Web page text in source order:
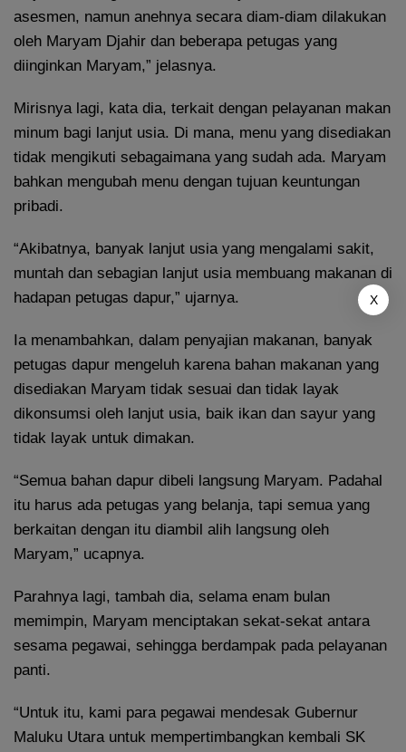
asesmen, namun anehnya secara diam-diam dilakukan
oleh Maryam Djahir dan beberapa petugas yang
diinginkan Maryam,” jelasnya.
Mirisnya lagi, kata dia, terkait dengan pelayanan makan
minum bagi lanjut usia. Di mana, menu yang disediakan
tidak mengikuti sebagaimana yang sudah ada. Maryam
bahkan mengubah menu dengan tujuan keuntungan
pribadi.
“Akibatnya, banyak lanjut usia yang mengalami sakit,
muntah dan sebagian lanjut usia membuang makanan di
hadapan petugas dapur,” ujarnya.
Ia menambahkan, dalam penyajian makanan, banyak
petugas dapur mengeluh karena bahan makanan yang
disediakan Maryam tidak sesuai dan tidak layak
dikonsumsi oleh lanjut usia, baik ikan dan sayur yang
tidak layak untuk dimakan.
“Semua bahan dapur dibeli langsung Maryam. Padahal
itu harus ada petugas yang belanja, tapi semua yang
berkaitan dengan itu diambil alih langsung oleh
Maryam,” ucapnya.
Parahnya lagi, tambah dia, selama enam bulan
memimpin, Maryam menciptakan sekat-sekat antara
sesama pegawai, sehingga berdampak pada pelayanan
panti.
“Untuk itu, kami para pegawai mendesak Gubernur
Maluku Utara untuk mempertimbangkan kembali SK
X